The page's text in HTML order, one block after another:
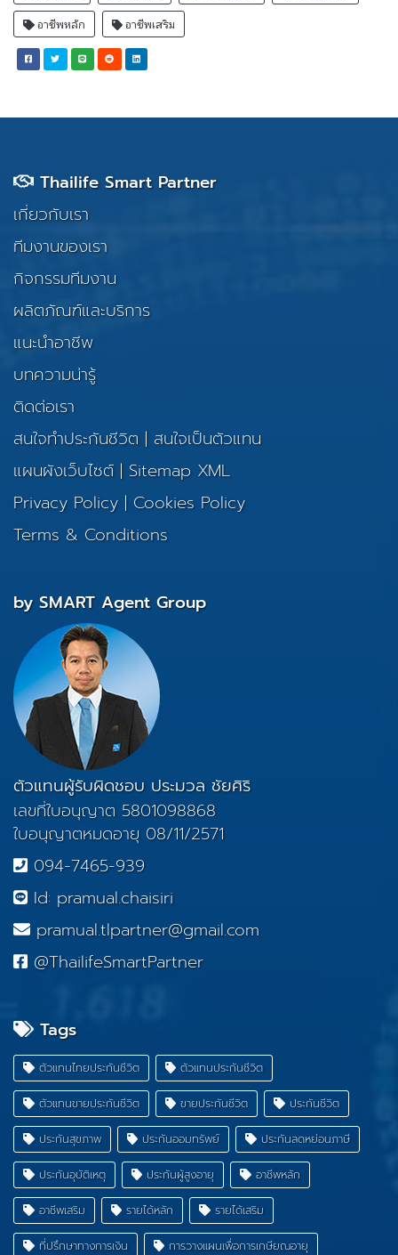
อาชีพหลัก อาชีพเสริม
Thailife Smart Partner
เกี่ยวกับเรา
ทีมงานของเรา
กิจกรรมทีมงาน
ผลิตภัณฑ์และบริการ
แนะนำอาชีพ
บทความน่ารู้
ติดต่อเรา
สนใจทำประกันชีวิต | สนใจเป็นตัวแทน
แผนผังเว็บไซต์| Sitemap XML
Privacy Policy | Cookies Policy
Terms & Conditions
by SMART Agent Group
ตัวแทนผู้รับผิดชอบ ประมวล ชัยศิริ
เลขที่ใบอนุญาต 5801098868
ใบอนุญาตหมดอายุ 08/11/2571
094-7465-939
Id: pramual.chaisiri
pramual.tlpartner@gmail.com
@ThailifeSmartPartner
Tags
ตัวแทนไทยประกันชีวิต ตัวแทนประกันชีวิต
ตัวแทนขายประกันชีวิต ขายประกันชีวิต ประกันชีวิต
ประกันสุขภาพ ประกันออมทรัพย์ ประกันลดหย่อนภาษี
ประกันอุบัติเหตุ ประกันผู้สูงอายุ อาชีพหลัก
อาชีพเสริม รายได้หลัก รายได้เสริม
ที่ปรึกษาทางการเงิน การวางแผนเพื่อการเกษียณอายุ